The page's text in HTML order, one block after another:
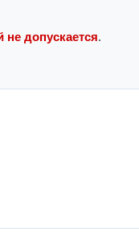
не допускается.